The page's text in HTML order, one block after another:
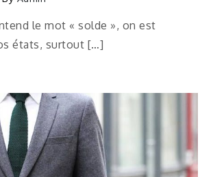
le mot « solde », on est
états, surtout […]